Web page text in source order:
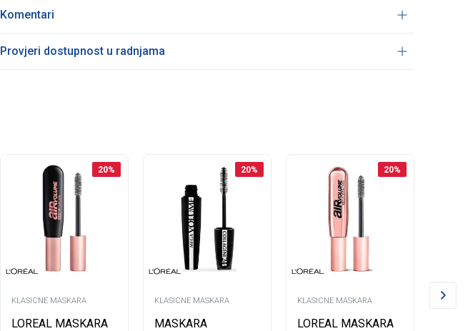
Komentari
Provjeri dostupnost u radnjama
20%
KLASICNE MASKARA
LOREAL MASKARA
20%
KLASICNE MASKARA
MASKARA
20%
KLASICNE MASKARA
LOREAL MASKARA